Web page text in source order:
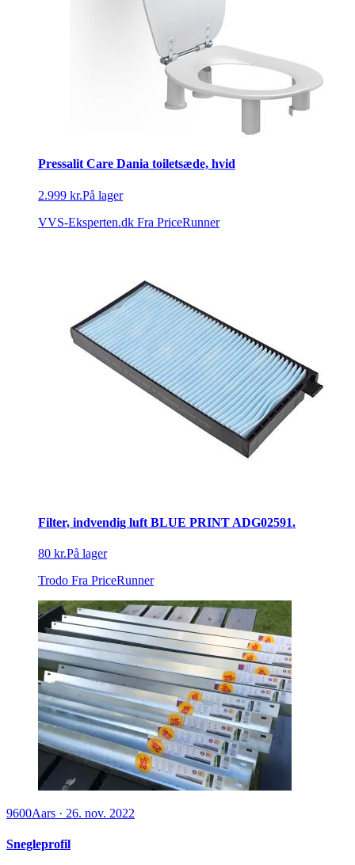
Pressalit Care Dania toiletsæde, hvid
2.999 kr.På lager
VVS-Eksperten.dk Fra PriceRunner
Filter, indvendig luft BLUE PRINT ADG02591.
80 kr.På lager
Trodo Fra PriceRunner
9600Aars · 26. nov. 2022
Snegleprofil